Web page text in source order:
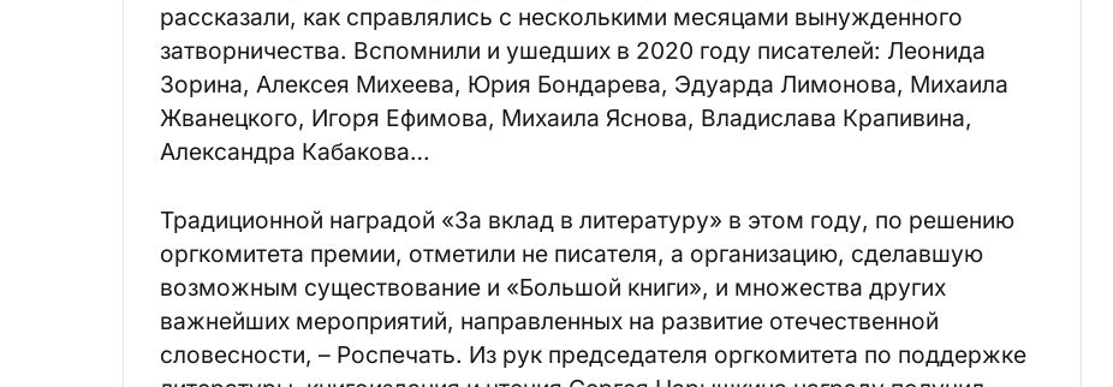
рассказали, как справлялись с несколькими месяцами вынужденного
затворничества. Вспомнили и ушедших в 2020 году писателей: Леонида
Зорина, Алексея Михеева, Юрия Бондарева, Эдуарда Лимонова, Михаила
Жванецкого, Игоря Ефимова, Михаила Яснова, Владислава Крапивина,
Александра Кабакова…
Традиционной наградой «За вклад в литературу» в этом году, по решению
оргкомитета премии, отметили не писателя, а организацию, сделавшую
возможным существование и «Большой книги», и множества других
важнейших мероприятий, направленных на развитие отечественной
словесности, – Роспечать. Из рук председателя оргкомитета по поддержке